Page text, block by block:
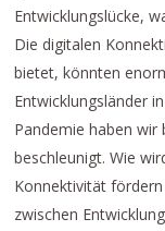
Entwicklungslücke,
Die digitalen
bietet, könnten
Entwicklungsländer
Pandemie haben
beschleunigt. Wie
Konnektivität
zwischen